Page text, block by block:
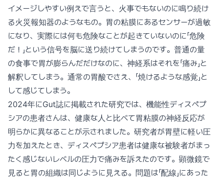
イメージしやすい例えで言うと、火事でもないのに鳴り続け
る火災報知器のようなもの。胃の粘膜にあるセンサーが過敏
になり、実際には何も危険なことが起きていないのに「危険
だ！」という信号を脳に送り続けてしまうのです。普通の量
の食事で胃が膨らんだだけなのに、神経系はそれを「痛み」と
解釈してしまう。通常の胃酸でさえ、「焼けるような感覚」と
して感じてしまう。
2024年にGut誌に掲載された研究では、機能性ディスペプ
シアの患者さんは、健康な人と比べて胃粘膜の神経反応が
明らかに異なることが示されました。研究者が胃壁に軽い圧
力を加えたとき、ディスペプシア患者は健康な被験者がまっ
たく感じないレベルの圧力で痛みを訴えたのです。顕微鏡で
見ると胃の組織は同じように見える。問題は「配線」にあった